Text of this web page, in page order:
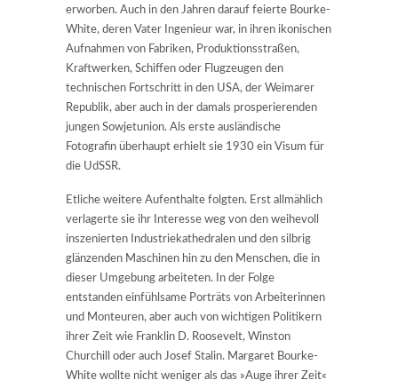
erworben. Auch in den Jahren darauf feierte Bourke-
White, deren Vater Ingenieur war, in ihren ikonischen
Aufnahmen von Fabriken, Produktionsstraßen,
Kraftwerken, Schiffen oder Flugzeugen den
technischen Fortschritt in den USA, der Weimarer
Republik, aber auch in der damals prosperierenden
jungen Sowjetunion. Als erste ausländische
Fotografin überhaupt erhielt sie 1930 ein Visum für
die UdSSR.
Etliche weitere Aufenthalte folgten. Erst allmählich
verlagerte sie ihr Interesse weg von den weihevoll
inszenierten Industriekathedralen und den silbrig
glänzenden Maschinen hin zu den Menschen, die in
dieser Umgebung arbeiteten. In der Folge
entstanden einfühlsame Porträts von Arbeiterinnen
und Monteuren, aber auch von wichtigen Politikern
ihrer Zeit wie Franklin D. Roosevelt, Winston
Churchill oder auch Josef Stalin. Margaret Bourke-
White wollte nicht weniger als das »Auge ihrer Zeit«